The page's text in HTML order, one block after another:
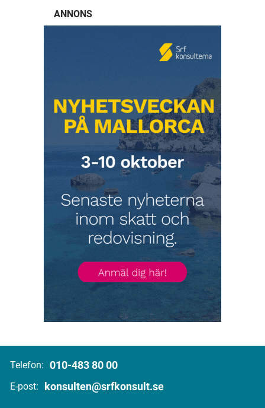
ANNONS
Telefon: 010-483 80 00
E-post: konsulten@srfkonsult.se